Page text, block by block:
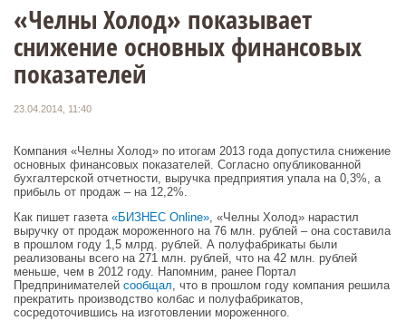
«Челны Холод» показывает
снижение основных финансовых
показателей
23.04.2014, 11:40
Компания «Челны Холод» по итогам 2013 года допустила снижение
основных финансовых показателей. Согласно опубликованной
бухгалтерской отчетности, выручка предприятия упала на 0,3%, а
прибыль от продаж – на 12,2%.
Как пишет газета «БИЗНЕС Online», «Челны Холод» нарастил
выручку от продаж мороженного на 76 млн. рублей – она составила
в прошлом году 1,5 млрд. рублей. А полуфабрикаты были
реализованы всего на 271 млн. рублей, что на 42 млн. рублей
меньше, чем в 2012 году. Напомним, ранее Портал
Предпринимателей сообщал, что в прошлом году компания решила
прекратить производство колбас и полуфабрикатов,
сосредоточившись на изготовлении мороженного.